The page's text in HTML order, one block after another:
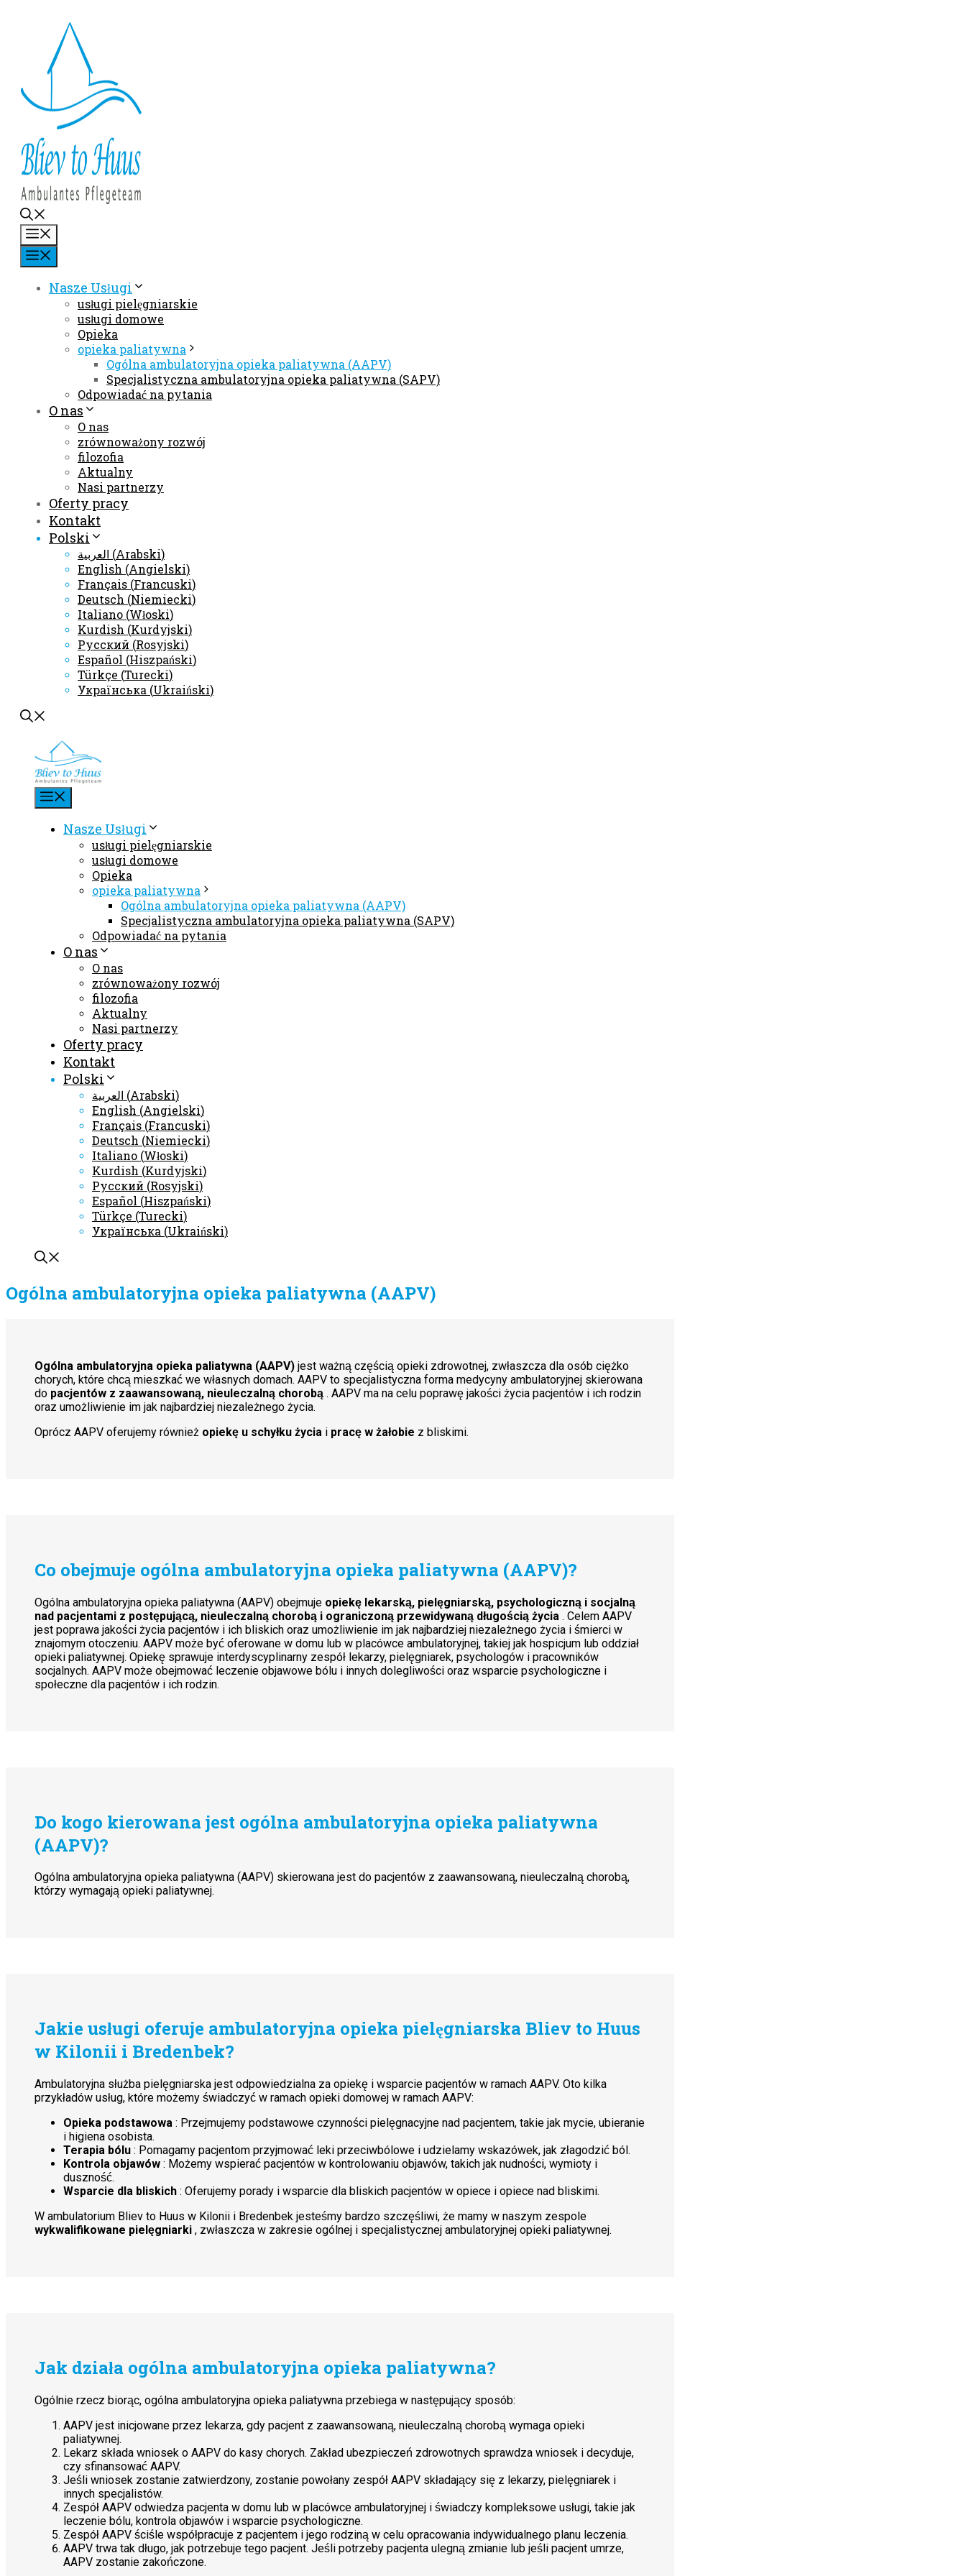
Nasze Usługi
usługi pielęgniarskie
usługi domowe
Opieka
opieka paliatywna
Ogólna ambulatoryjna opieka paliatywna (AAPV)
Specjalistyczna ambulatoryjna opieka paliatywna (SAPV)
Odpowiadać na pytania
O nas
O nas
zrównoważony rozwój
filozofia
Aktualny
Nasi partnerzy
Oferty pracy
Kontakt
Polski
العربية (Arabski)
English (Angielski)
Français (Francuski)
Deutsch (Niemiecki)
Italiano (Włoski)
Kurdish (Kurdyjski)
Русский (Rosyjski)
Español (Hiszpański)
Türkçe (Turecki)
Українська (Ukraiński)
Nasze Usługi
usługi pielęgniarskie
usługi domowe
Opieka
opieka paliatywna
Ogólna ambulatoryjna opieka paliatywna (AAPV)
Specjalistyczna ambulatoryjna opieka paliatywna (SAPV)
Odpowiadać na pytania
O nas
O nas
zrównoważony rozwój
filozofia
Aktualny
Nasi partnerzy
Oferty pracy
Kontakt
Polski
العربية (Arabski)
English (Angielski)
Français (Francuski)
Deutsch (Niemiecki)
Italiano (Włoski)
Kurdish (Kurdyjski)
Русский (Rosyjski)
Español (Hiszpański)
Türkçe (Turecki)
Українська (Ukraiński)
Ogólna ambulatoryjna opieka paliatywna (AAPV)
Ogólna ambulatoryjna opieka paliatywna (AAPV) jest ważną częścią opieki zdrowotnej, zwłaszcza dla osób ciężko
chorych, które chcą mieszkać we własnych domach. AAPV to specjalistyczna forma medycyny ambulatoryjnej skierowana
do pacjentów z zaawansowaną, nieuleczalną chorobą . AAPV ma na celu poprawę jakości życia pacjentów i ich rodzin
oraz umożliwienie im jak najbardziej niezależnego życia.
Oprócz AAPV oferujemy również opiekę u schyłku życia i pracę w żałobie z bliskimi.
Co obejmuje ogólna ambulatoryjna opieka paliatywna (AAPV)?
Ogólna ambulatoryjna opieka paliatywna (AAPV) obejmuje opiekę lekarską, pielęgniarską, psychologiczną i socjalną
nad pacjentami z postępującą, nieuleczalną chorobą i ograniczoną przewidywaną długością życia . Celem AAPV
jest poprawa jakości życia pacjentów i ich bliskich oraz umożliwienie im jak najbardziej niezależnego życia i śmierci w
znajomym otoczeniu. AAPV może być oferowane w domu lub w placówce ambulatoryjnej, takiej jak hospicjum lub oddział
opieki paliatywnej. Opiekę sprawuje interdyscyplinarny zespół lekarzy, pielęgniarek, psychologów i pracowników
socjalnych. AAPV może obejmować leczenie objawowe bólu i innych dolegliwości oraz wsparcie psychologiczne i
społeczne dla pacjentów i ich rodzin.
Do kogo kierowana jest ogólna ambulatoryjna opieka paliatywna
(AAPV)?
Ogólna ambulatoryjna opieka paliatywna (AAPV) skierowana jest do pacjentów z zaawansowaną, nieuleczalną chorobą,
którzy wymagają opieki paliatywnej.
Jakie usługi oferuje ambulatoryjna opieka pielęgniarska Bliev to Huus
w Kilonii i Bredenbek?
Ambulatoryjna służba pielęgniarska jest odpowiedzialna za opiekę i wsparcie pacjentów w ramach AAPV. Oto kilka
przykładów usług, które możemy świadczyć w ramach opieki domowej w ramach AAPV:
Opieka podstawowa : Przejmujemy podstawowe czynności pielęgnacyjne nad pacjentem, takie jak mycie, ubieranie
i higiena osobista.
Terapia bólu : Pomagamy pacjentom przyjmować leki przeciwbólowe i udzielamy wskazówek, jak złagodzić ból.
Kontrola objawów : Możemy wspierać pacjentów w kontrolowaniu objawów, takich jak nudności, wymioty i
duszność.
Wsparcie dla bliskich : Oferujemy porady i wsparcie dla bliskich pacjentów w opiece i opiece nad bliskimi.
W ambulatorium Bliev to Huus w Kilonii i Bredenbek jesteśmy bardzo szczęśliwi, że mamy w naszym zespole
wykwalifikowane pielęgniarki , zwłaszcza w zakresie ogólnej i specjalistycznej ambulatoryjnej opieki paliatywnej.
Jak działa ogólna ambulatoryjna opieka paliatywna?
Ogólnie rzecz biorąc, ogólna ambulatoryjna opieka paliatywna przebiega w następujący sposób:
AAPV jest inicjowane przez lekarza, gdy pacjent z zaawansowaną, nieuleczalną chorobą wymaga opieki
paliatywnej.
Lekarz składa wniosek o AAPV do kasy chorych. Zakład ubezpieczeń zdrowotnych sprawdza wniosek i decyduje,
czy sfinansować AAPV.
Jeśli wniosek zostanie zatwierdzony, zostanie powołany zespół AAPV składający się z lekarzy, pielęgniarek i
innych specjalistów.
Zespół AAPV odwiedza pacjenta w domu lub w placówce ambulatoryjnej i świadczy kompleksowe usługi, takie jak
leczenie bólu, kontrola objawów i wsparcie psychologiczne.
Zespół AAPV ściśle współpracuje z pacjentem i jego rodziną w celu opracowania indywidualnego planu leczenia.
AAPV trwa tak długo, jak potrzebuje tego pacjent. Jeśli potrzeby pacjenta ulegną zmianie lub jeśli pacjent umrze,
AAPV zostanie zakończone.